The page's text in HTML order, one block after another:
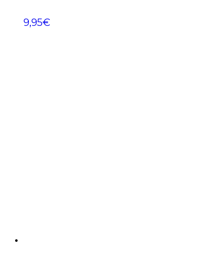
9,95€